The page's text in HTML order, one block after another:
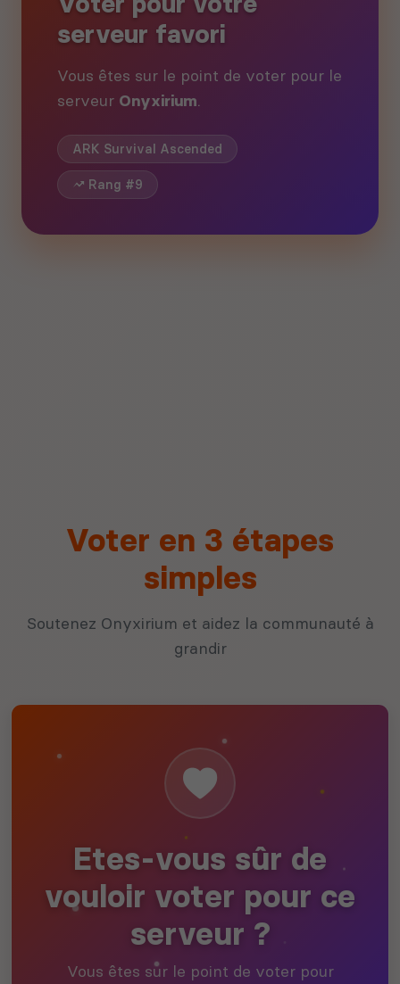
serveur favori
Vous êtes sur le point de voter pour le
serveur Onyxirium.
ARK Survival Ascended
Rang #9
Voter en 3 étapes
simples
Soutenez Onyxirium et aidez la communauté à
grandir
Etes-vous sûr de
vouloir voter pour ce
serveur ?
Vous êtes sur le point de voter pour